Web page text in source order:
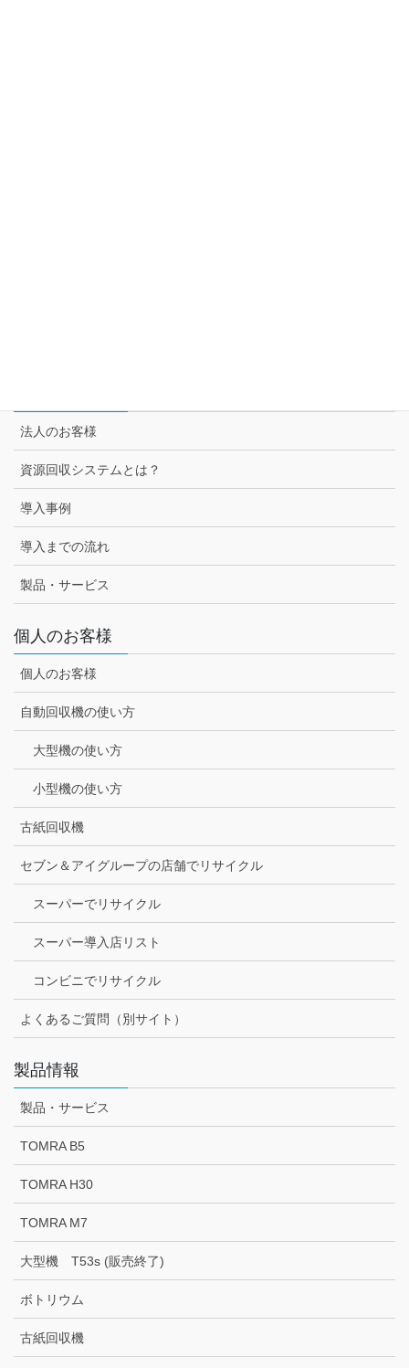
法人のお客様
資源回収システムとは？
導入事例
導入までの流れ
製品・サービス
個人のお客様
個人のお客様
自動回収機の使い方
大型機の使い方
小型機の使い方
古紙回収機
セブン＆アイグループの店舗でリサイクル
スーパーでリサイクル
スーパー導入店リスト
コンビニでリサイクル
よくあるご質問（別サイト）
製品情報
製品・サービス
TOMRA B5
TOMRA H30
TOMRA M7
大型機 T53s (販売終了)
ボトリウム
古紙回収機